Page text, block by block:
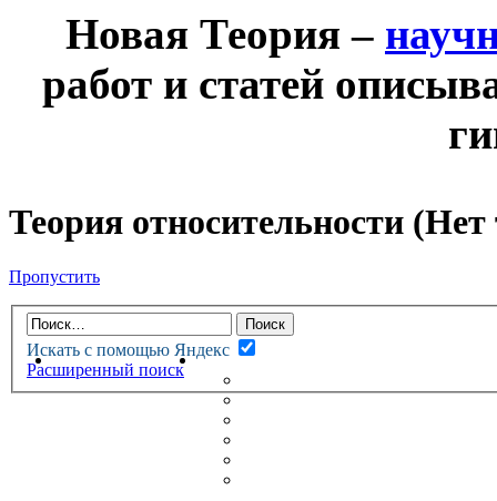
Новая Теория –
работ и статей
Теория относительности
Пропустить
Искать с помощью Яндекс
Расширенный поиск
НОВАЯ ТЕОРИЯФОРУМ
НЕПРОЧИТАННЫЕ